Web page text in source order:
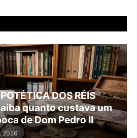
DOS RÉIS
quanto custava um
de Dom Pedro II
2026